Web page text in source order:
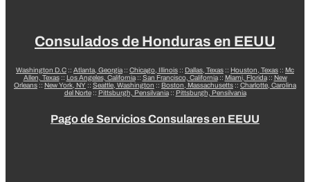
Consulados de Honduras en EEUU
Washington D.C :: Atlanta, Georgia :: Chicago, Illinois :: Dallas, Texas :: Houston, Texas :: Mc
Allen, Texas:: Los Angeles, California:: San Francisco, California:: Miami, Florida:: New
Orleans :: New York, NY :: Seattle, Washington :: Boston, Massachusetts :: Charlotte, Carolina
del Norte:: Pittsburgh, Pensilvania:: Pittsburgh, Pensilvania
Pago de Servicios Consulares en EEUU